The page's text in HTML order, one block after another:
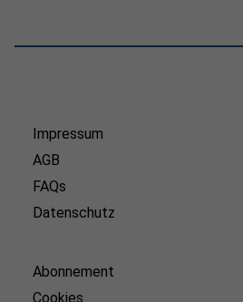
Impressum
AGB
FAQs
Datenschutz
Abonnement
Cookies